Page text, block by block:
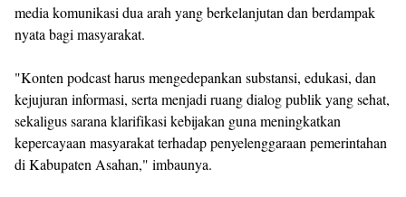
media komunikasi dua arah yang berkelanjutan dan berdampak
nyata bagi masyarakat.
"Konten podcast harus mengedepankan substansi, edukasi, dan
kejujuran informasi, serta menjadi ruang dialog publik yang sehat,
sekaligus sarana klarifikasi kebijakan guna meningkatkan
kepercayaan masyarakat terhadap penyelenggaraan pemerintahan
di Kabupaten Asahan," imbaunya.